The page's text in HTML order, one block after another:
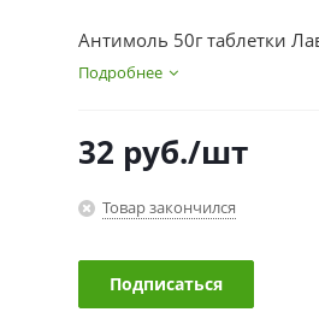
Антимоль 50г таблетки
Подробнее
32 руб./шт
Товар закончился
Подписаться